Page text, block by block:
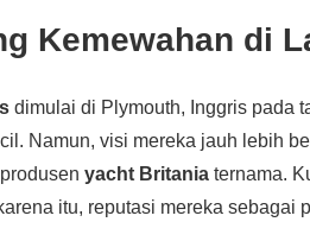
Kemewahan di
dimulai di Plymouth, Inggris pada
Namun, visi mereka jauh lebih
yacht Britania ternama.
itu, reputasi mereka sebagai